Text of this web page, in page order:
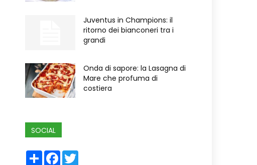
Juventus in Champions: il
ritorno dei bianconeri tra i
grandi
Onda di sapore: la Lasagna di
Mare che profuma di
costiera
SOCIAL
ShareFacebook